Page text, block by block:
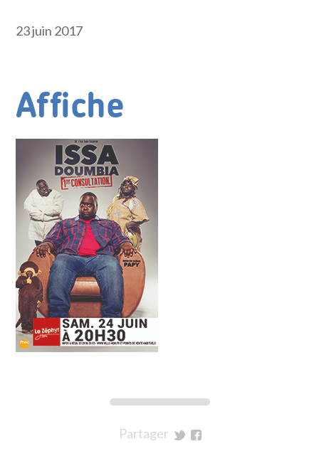
23 juin 2017
Affiche
Partager